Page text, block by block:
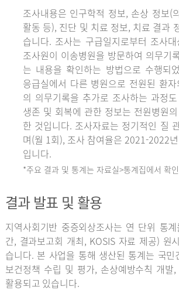
조사내용은 인구학적 정보, 손상 정보(
활동 등), 진단 및 치료 정보, 치료 결과
습니다. 조사는 구급일지로부터 조사
조사원이 이송병원을 방문하여 의무기
는 내용을 확인하는 방법으로 수행되
응급실에서 다른 병원으로 전원된 환
의 의무기록을 추가로 조사하는 과정
생존 및 회복에 관한 정보는 전원병원
한 것입니다. 조사자료는 정기적인 질
며(월 1회), 조사 참여율은 2021-2022
입니다.
*주요 결과 및 통계는 자료실>통계집에서 확
결과 발표 및 활용
지역사회기반 중증외상조사는 연 단위 통
간, 결과보고회 개최, KOSIS 자료 제공) 원
습니다. 본 사업을 통해 생산된 통계는 국민
보건정책 수립 및 평가, 손상예방수칙 개발
활용되고 있습니다.